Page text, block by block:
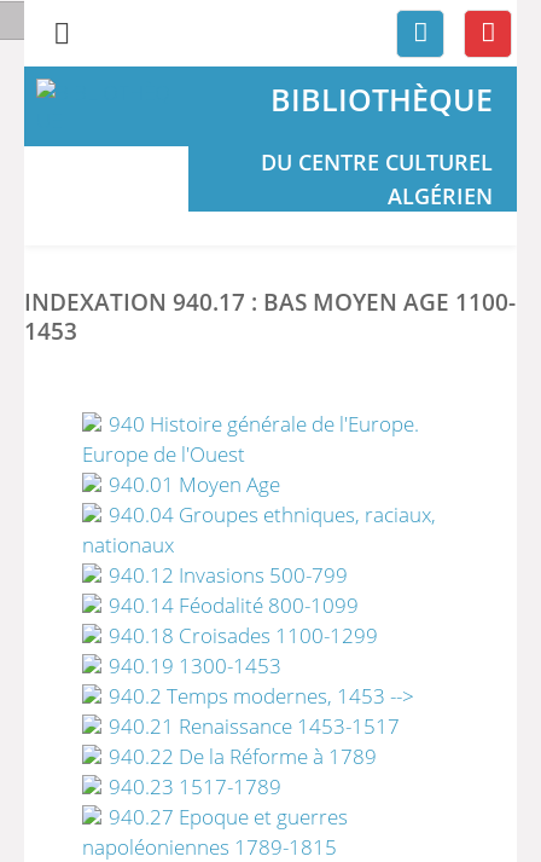
BIBLIOTHÈQUE
DU CENTRE CULTUREL
ALGÉRIEN
INDEXATION 940.17 : BAS MOYEN AGE 1100-
1453
940 Histoire générale de l'Europe.
Europe de l'Ouest
940.01 Moyen Age
940.04 Groupes ethniques, raciaux,
nationaux
940.12 Invasions 500-799
940.14 Féodalité 800-1099
940.18 Croisades 1100-1299
940.19 1300-1453
940.2 Temps modernes, 1453 -->
940.21 Renaissance 1453-1517
940.22 De la Réforme à 1789
940.23 1517-1789
940.27 Epoque et guerres
napoléoniennes 1789-1815